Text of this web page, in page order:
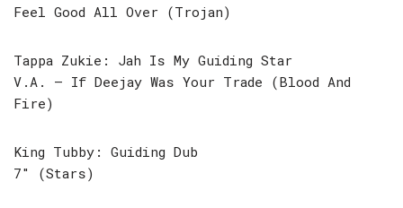
Feel Good All Over (Trojan)
Tappa Zukie: Jah Is My Guiding Star
V.A. – If Deejay Was Your Trade (Blood And
Fire)
King Tubby: Guiding Dub
7″ (Stars)